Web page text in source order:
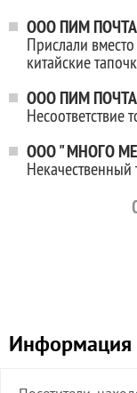
ООО ПИМ
Прислали
китайские
ООО ПИМ ПОЧТА
Несоответствие
ООО " МНОГО
Некачественный
Информация